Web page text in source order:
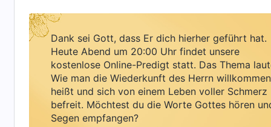
euren eigenen Augen auf einer weißen
öffentlichen Erscheinens der Sonne der
großer Begeisterung für dich sein. Jedoch
Herabkommen Jesu vom Himmel bezeugst,
hinabfährst, um bestraft zu werden, die Zeit,
worden ist und wenn Gott die Guten belohnt
Dank sei Gott, dass Er dich hierher geführt hat.
Heute Abend um 20:00 Uhr findet unsere
kostenlose Online-Predigt statt. Das Thema
Wie man die Wiederkunft des Herrn willkommen
heißt und sich von einem Leben voller Schmerz
befreit. Möchtest du die Worte Gottes hören
Segen empfangen?